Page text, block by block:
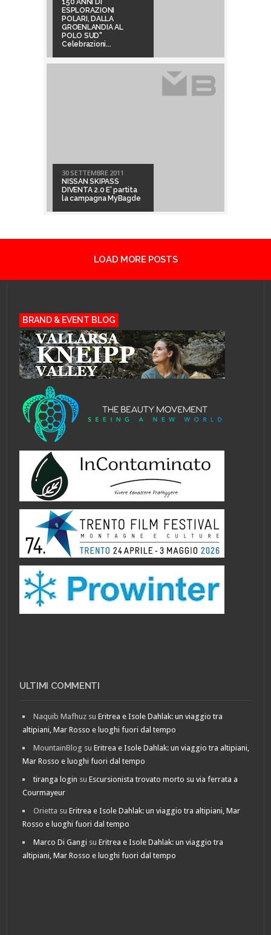
ESPLORAZIONI
POLARI, DALLA
GROENLANDIA AL
POLO SUD"
Celebrazioni...
30 SETTEMBRE 2011
NISSAN SKIPASS
DIVENTA 2.0 E' partita
la campagna MyBagde
LOAD MORE POSTS
BRAND & EVENT BLOG
ULTIMI COMMENTI
Naquib Mafhuz suEritrea e Isole Dahlak: un viaggio tra
altipiani, Mar Rosso e luoghi fuori dal tempo
MountainBlog suEritrea e Isole Dahlak: un viaggio tra altipiani,
Mar Rosso e luoghi fuori dal tempo
tiranga login suEscursionista trovato morto su via ferrata a
Courmayeur
Orietta suEritrea e Isole Dahlak: un viaggio tra altipiani, Mar
Rosso e luoghi fuori dal tempo
Marco Di Gangi suEritrea e Isole Dahlak: un viaggio tra
altipiani, Mar Rosso e luoghi fuori dal tempo